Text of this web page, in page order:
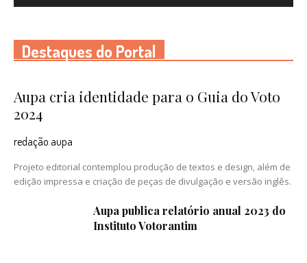
Destaques do Portal
Aupa cria identidade para o Guia do Voto
2024
redação aupa
Projeto editorial contemplou produção de textos e design, além de
edição impressa e criação de peças de divulgação e versão inglês.
Aupa publica relatório anual 2023 do
Instituto Votorantim